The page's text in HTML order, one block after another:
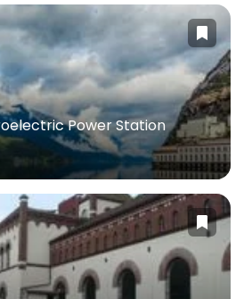
Power Station